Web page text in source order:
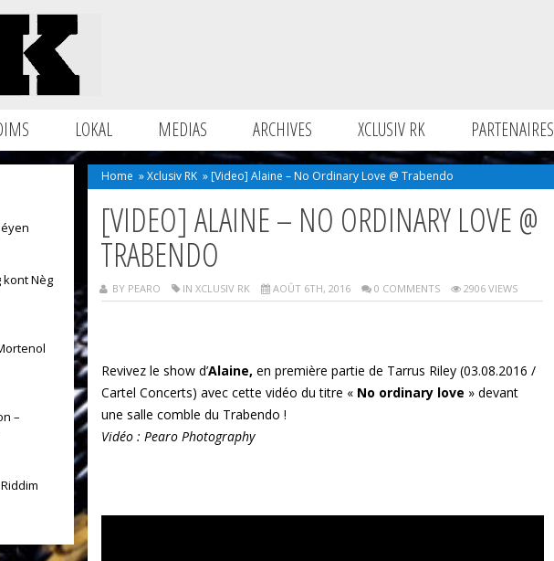
LOKAL MEDIAS ARCHIVES XCLUSIV RK PARTENAIRES
kont Nèg
–
Home »Xclusiv RK » [Video] Alaine – No Ordinary Love @ Trabendo
[VIDEO] ALAINE – NO ORDINARY LOVE @
TRABENDO
BY PEARO IN XCLUSIV RK AOÛT 6TH, 2016 0 COMMENTS 2906 VIEWS
Revivez le show d’Alaine, en première partie de Tarrus Riley (03.08.2016 /
Cartel Concerts) avec cette vidéo du titre « No ordinary love » devant
une salle comble du Trabendo !
Vidéo : Pearo Photography